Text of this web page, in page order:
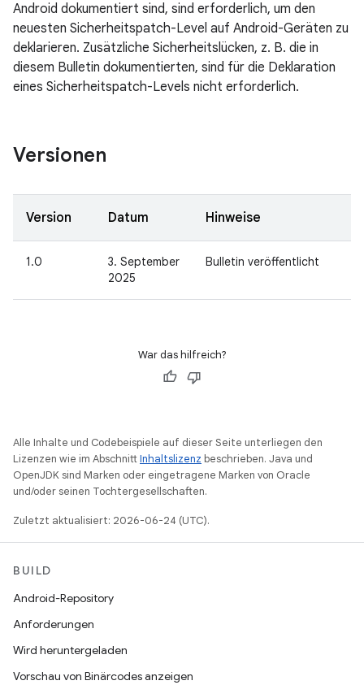
Android dokumentiert sind, sind erforderlich, um den
neuesten Sicherheitspatch-Level auf Android-Geräten zu
deklarieren. Zusätzliche Sicherheitslücken, z. B. die in
diesem Bulletin dokumentierten, sind für die Deklaration
eines Sicherheitspatch-Levels nicht erforderlich.
Versionen
Version Datum Hinweise
1.0
3. September
2025
Bulletin veröffentlicht
War das hilfreich?
Alle Inhalte und Codebeispiele auf dieser Seite unterliegen den
Lizenzen wie im AbschnittInhaltslizenz beschrieben. Java und
OpenJDK sind Marken oder eingetragene Marken von Oracle
und/oder seinen Tochtergesellschaften.
Zuletzt aktualisiert: 2026-06-24 (UTC).
BUILD
Android-Repository
Anforderungen
Wird heruntergeladen
Vorschau von Binärcodes anzeigen